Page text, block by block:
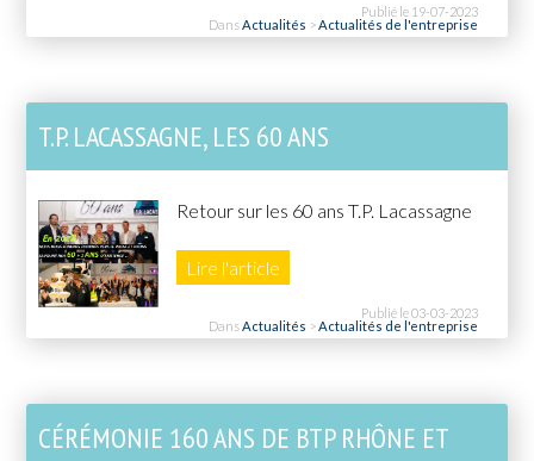
Publié le 19-07-2023
DansActualités >Actualités de l'entreprise
T.P. LACASSAGNE, LES 60 ANS
Retour sur les 60 ans T.P. Lacassagne
Lire l'article
Publié le 03-03-2023
DansActualités >Actualités de l'entreprise
CÉRÉMONIE 160 ANS DE BTP RHÔNE ET